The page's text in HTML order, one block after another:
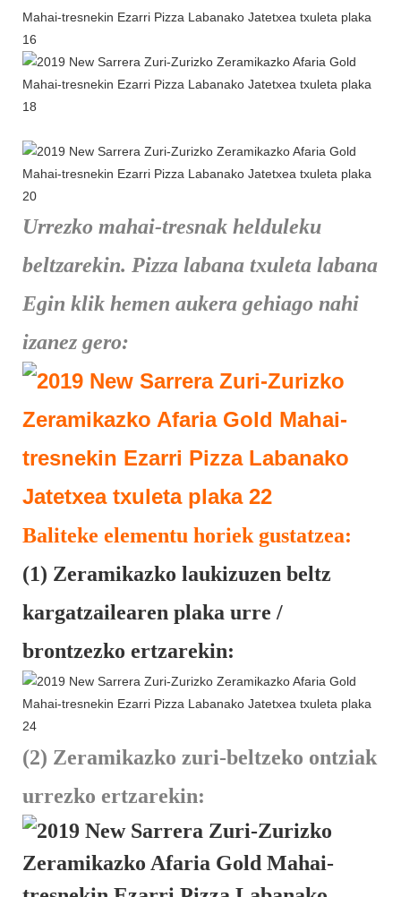
Urrezko mahai-tresnak helduleku
beltzarekin. Pizza labana txuleta labana
Egin klik hemen aukera gehiago nahi
izanez gero:
Baliteke elementu horiek gustatzea:
(1) Zeramikazko laukizuzen beltz
kargatzailearen plaka urre /
brontzezko ertzarekin:
(2) Zeramikazko zuri-beltzeko ontziak
urrezko ertzarekin: